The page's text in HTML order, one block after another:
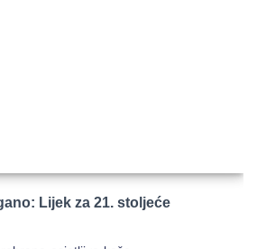
Lijek za 21. stoljeće